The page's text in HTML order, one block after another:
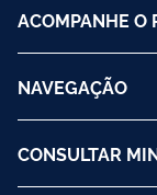
ACOMPANHE O
NAVEGAÇÃO
CONSULTAR